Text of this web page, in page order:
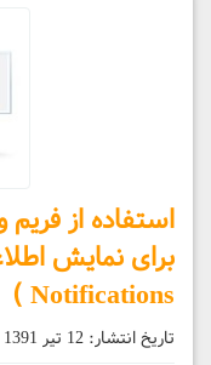
Notifications )
تاریخ انتشار: 12 تیر 1391